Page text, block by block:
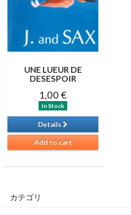
UNE LUEUR DE
DESESPOIR
1,00 €
In Stock
Details
Add to cart
カテゴリ